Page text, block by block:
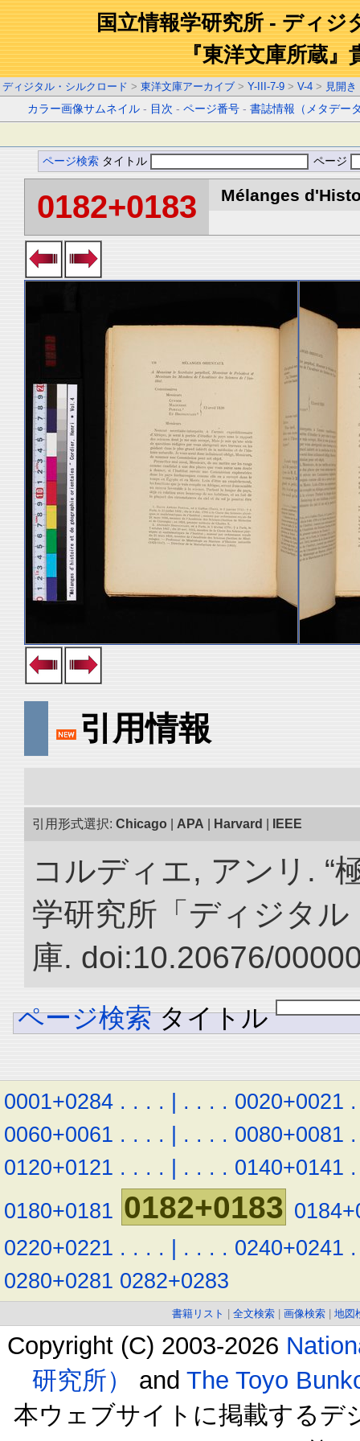
国立情報学研究所 - ディジ
『東洋文庫所蔵』
ディジタル・シルクロード > 東洋文庫アーカイブ > Y-III-7-9 > V-4 > 見開き
カラー画像サムネイル - 目次 -ページ番号 -書誌情報（メタデー
ページ検索 タイトル ページ
0182+0183 Mélanges
引用情報
引用形式選択: Chicago APA Harvard IEEE
コルディエ, アンリ. “
学研究所「ディジタ
庫. doi:10.20676/
ページ検索 タイトル
0001+0284 . . . . | . . . . 0020+0021 .
0060+0061 . . . . | . . . . 0080+0081 .
0120+0121 . . . . | . . . . 0140+0141 .
0180+0181 0182+0183
0220+0221 . . . . | . . . . 0240+0241 .
0280+0281 0282+0283
書籍リスト 全文検索 画像検索 地図
Copyright (C) 2003-2026
研究所）
and The Toyo
本ウェブサイトに掲載するデ